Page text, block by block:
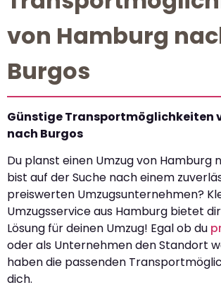
von Hamburg
Burgos
Günstige Transportmöglichkeiten
nach Burgos
Du planst einen Umzug von Hamburg
bist auf der Suche nach einem
preiswerten Umzugsunternehmen?
Umzugsservice aus Hamburg bietet
Lösung für deinen Umzug! Egal ob du
oder als Unternehmen den Standort
haben die passenden
dich.